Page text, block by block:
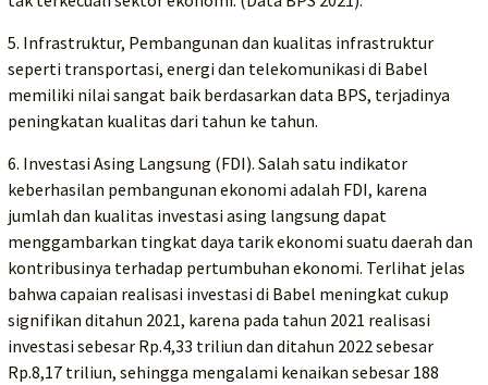
5. Infrastruktur, Pembangunan dan kualitas infrastruktur
seperti transportasi, energi dan telekomunikasi di Babel
memiliki nilai sangat baik berdasarkan data BPS, terjadinya
peningkatan kualitas dari tahun ke tahun.
6. Investasi Asing Langsung (FDI). Salah satu indikator
keberhasilan pembangunan ekonomi adalah FDI, karena
jumlah dan kualitas investasi asing langsung dapat
menggambarkan tingkat daya tarik ekonomi suatu daerah dan
kontribusinya terhadap pertumbuhan ekonomi. Terlihat jelas
bahwa capaian realisasi investasi di Babel meningkat cukup
signifikan ditahun 2021, karena pada tahun 2021 realisasi
investasi sebesar Rp.4,33 triliun dan ditahun 2022 sebesar
Rp.8,17 triliun, sehingga mengalami kenaikan sebesar 188